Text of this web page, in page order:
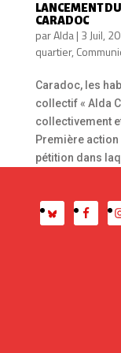
LANCEMENT
CARADOC
parAlda| 3 Juil,
quartier,
Caradoc, les
collectif « Alda
collectivement
Première action
pétition dans